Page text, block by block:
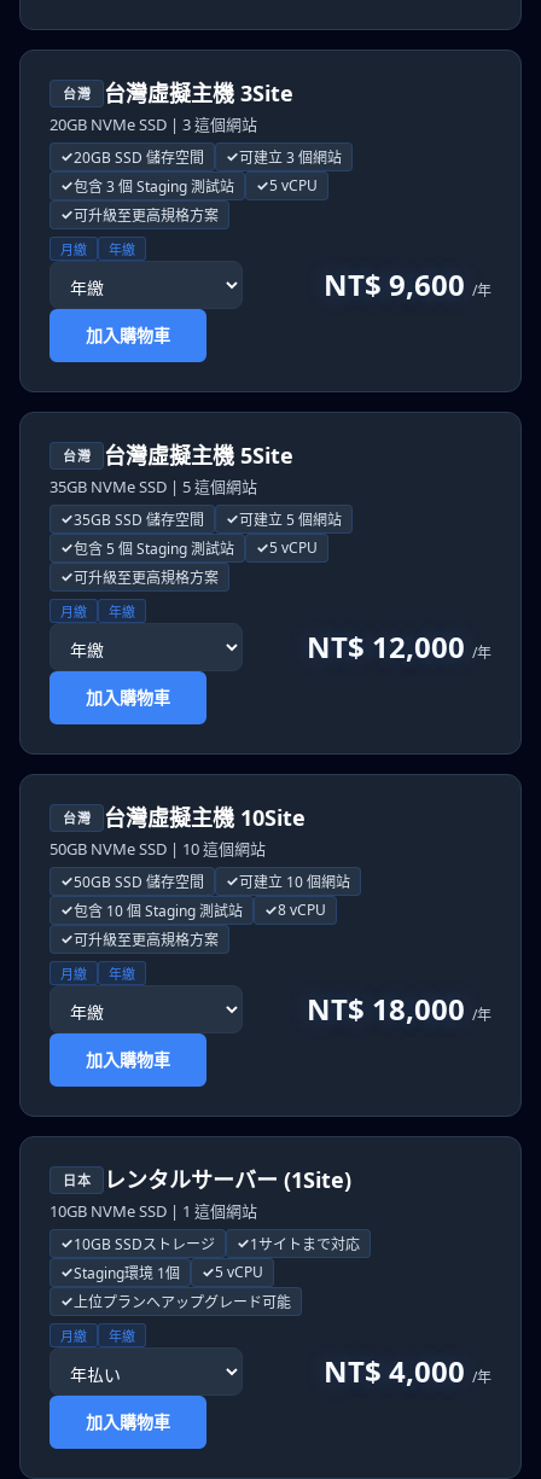
台灣 台灣虛擬主機 3Site
20GB NVMe SSD | 3 這個網站
20GB SSD 儲存空間
可建立 3 個網站
包含 3 個 Staging 測試站
5 vCPU
可升級至更高規格方案
月繳 年繳
NT$ 9,600 /年
加入購物車
台灣 台灣虛擬主機 5Site
35GB NVMe SSD | 5 這個網站
35GB SSD 儲存空間
可建立 5 個網站
包含 5 個 Staging 測試站
5 vCPU
可升級至更高規格方案
月繳 年繳
NT$ 12,000 /年
加入購物車
台灣 台灣虛擬主機 10Site
50GB NVMe SSD | 10 這個網站
50GB SSD 儲存空間
可建立 10 個網站
包含 10 個 Staging 測試站
8 vCPU
可升級至更高規格方案
月繳 年繳
NT$ 18,000 /年
加入購物車
日本 レンタルサーバー (1Site)
10GB NVMe SSD | 1 這個網站
10GB SSDストレージ
1サイトまで対応
Staging環境 1個
5 vCPU
上位プランへアップグレード可能
月繳 年繳
NT$ 4,000 /年
加入購物車